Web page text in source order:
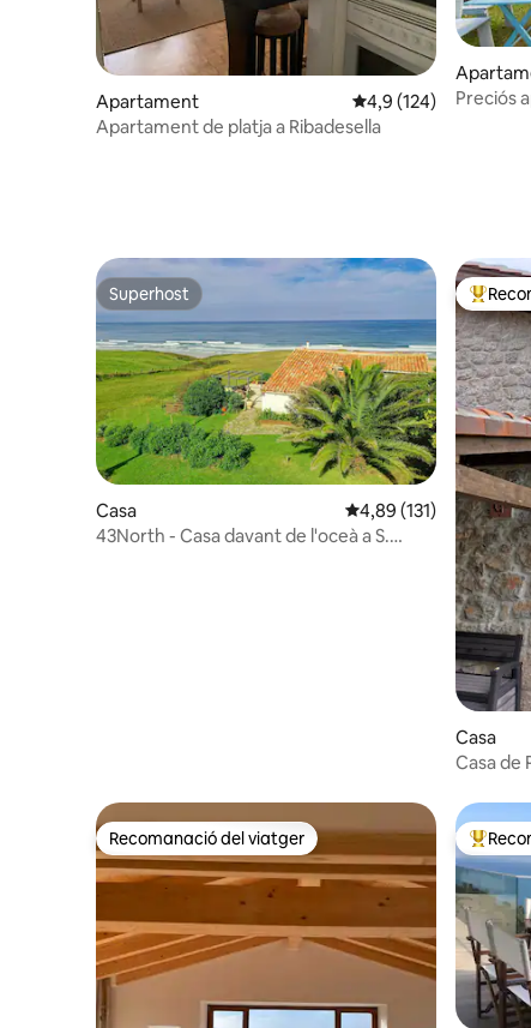
Apartament 4,9 de puntuació
4,9 (124)
Apartament de platja a Ribadesella
Preciós
Superhost
Superhost
Casa 4,89 de puntuació
4,89 (131)
43North - Casa davant de l'oceà a S.
Casa
Casa de
Recomanació del viatger
Recomanació del viatger